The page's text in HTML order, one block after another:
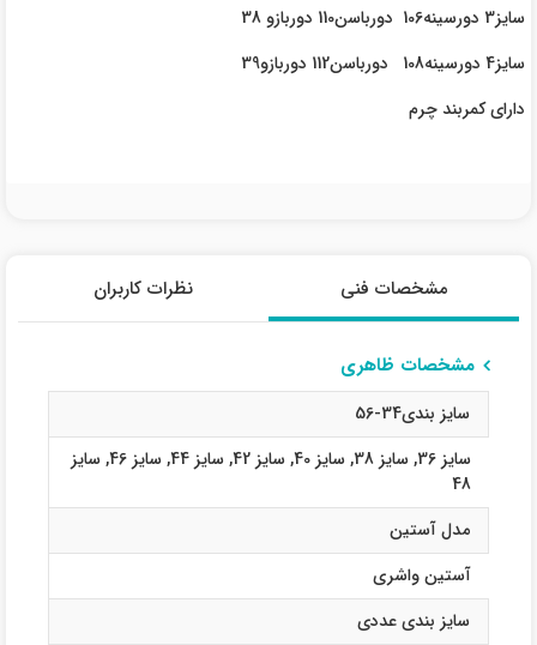
سایز3 دورسینه106 دورباسن110 دوربازو 38
سایز4 دورسینه108 دورباسن112 دوربازو39
دارای کمربند چرم
مشخصات فنی نظرات کاربران
مشخصات ظاهری
سایز بندی34-56
سایز 36
, سایز 38 , سایز 40 , سایز 42 , سایز 44 , سایز 46 , سایز
48
مدل آستین
آستین واشری
سایز بندی عددی